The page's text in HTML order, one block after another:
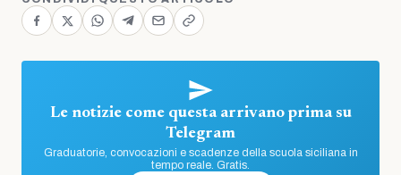
Le notizie come questa arrivano prima su
Telegram
Graduatorie, convocazioni e scadenze della scuola siciliana in
tempo reale. Gratis.